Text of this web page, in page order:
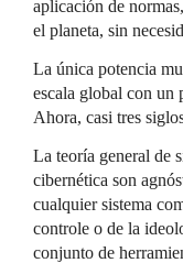
aplicación de
el planeta, sin
La única potencia
escala global con un
Ahora, casi tres
La teoría general de
cibernética son
cualquier sistema
controle o de la
conjunto de